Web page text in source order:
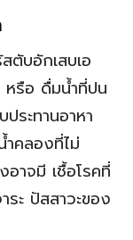
ตับอักเสบเอ
หรือ ดื่มน้ำที่ปน
ระทานอาหา
คลองที่ไม่
าจมี เชื้อโรคที่
ะ ปัสสาวะของ